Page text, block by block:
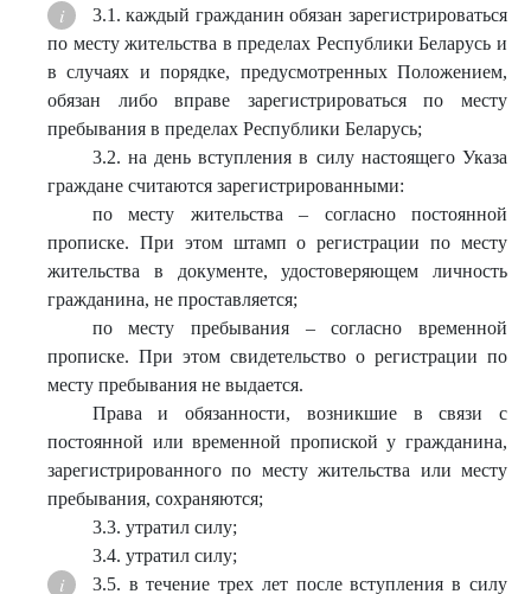
3.1. каждый гражданин обязан зарегистрироваться
по месту жительства в пределах Республики Беларусь и
в случаях и порядке, предусмотренных Положением,
обязан либо вправе зарегистрироваться по месту
пребывания в пределах Республики Беларусь;
3.2. на день вступления в силу настоящего Указа
граждане считаются зарегистрированными:
по месту жительства – согласно постоянной
прописке. При этом штамп о регистрации по месту
жительства в документе, удостоверяющем личность
гражданина, не проставляется;
по месту пребывания – согласно временной
прописке. При этом свидетельство о регистрации по
месту пребывания не выдается.
Права и обязанности, возникшие в связи с
постоянной или временной пропиской у гражданина,
зарегистрированного по месту жительства или месту
пребывания, сохраняются;
3.3. утратил силу;
3.4. утратил силу;
3.5. в течение трех лет после вступления в силу